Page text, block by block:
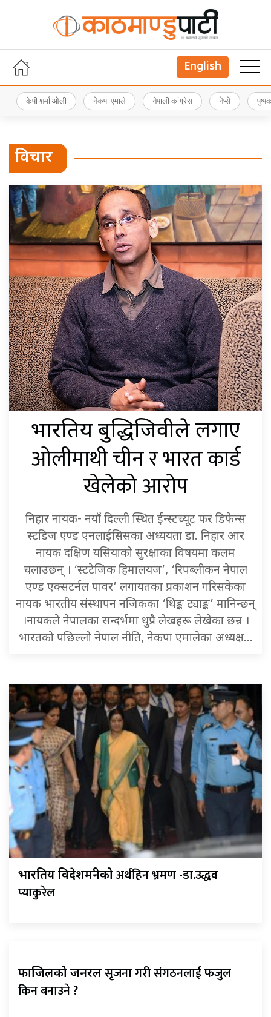
English
केपी शर्मा ओली नेकपा एमाले नेपाली कांग्रेस नेप्से
विचार
भारतिय बुद्धिजिवीलेलगाए
ओलीमाथी चीन र भारत कार्ड
खेलेको आरोप
निहार नायक- नयाँ दिल्ली स्थित ईन्स्टच्यूट फर डिफेन्स
स्टडिज एण्ड एनलाईसिसका अध्ययता डा. निहार आर
नायक दक्षिण यसियाको सुरक्षाका विषयमा कलम
चलाउछन् । ‘स्टटेजिक हिमालयज’, ‘रिपब्लीकन नेपाल
एण्ड एक्सटर्नल पावर’ लगायतका प्रकाशन गरिसकेका
नायक भारतीय संस्थापन नजिकका ‘थिङ्क ट्याङ्क’ मानिन्छन्
।नायकले नेपालका सन्दर्भमा थुप्रै लेखहरू लेखेका छन्र ।
भारतको पछिल्लो नेपाल नीति, नेकपा एमालेका अध्यक्ष…
भारतिय विदेशमन्त्रीकोअर्थहिन भ्रमण -डा.उद्धव
प्याकुरेल
फाजिलको जनरलसृजना गरी संगठनलाई फजुल
किन बनाउने ?